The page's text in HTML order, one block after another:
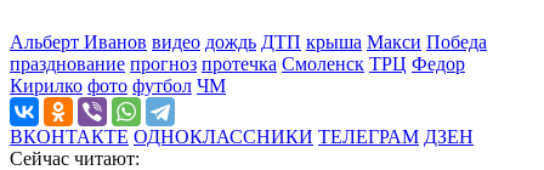
Альберт Иванов видео дождь ДТП крыша Макси Победа
празднование прогноз протечка Смоленск ТРЦ Федор
Кирилко фото футбол ЧМ
ВКОНТАКТЕ ОДНОКЛАССНИКИ ТЕЛЕГРАМ ДЗЕН
Сейчас читают: